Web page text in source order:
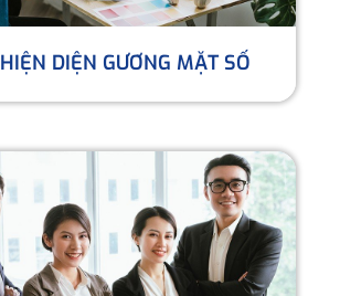
HIỆN DIỆN GƯƠNG MẶT SỐ